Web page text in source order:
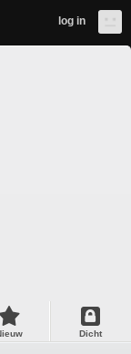
log in
Dicht